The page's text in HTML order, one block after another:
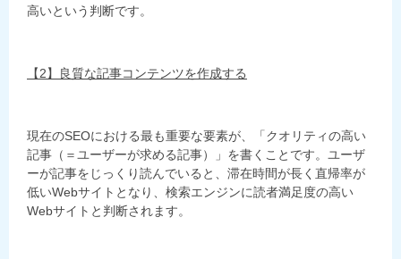
高いという判断です。
【2】良質な記事コンテンツを作成する
現在のSEOにおける最も重要な要素が、「クオリティの高い
記事（＝ユーザーが求める記事）」を書くことです。ユーザ
ーが記事をじっくり読んでいると、滞在時間が長く直帰率が
低いWebサイトとなり、検索エンジンに読者満足度の高い
Webサイトと判断されます。